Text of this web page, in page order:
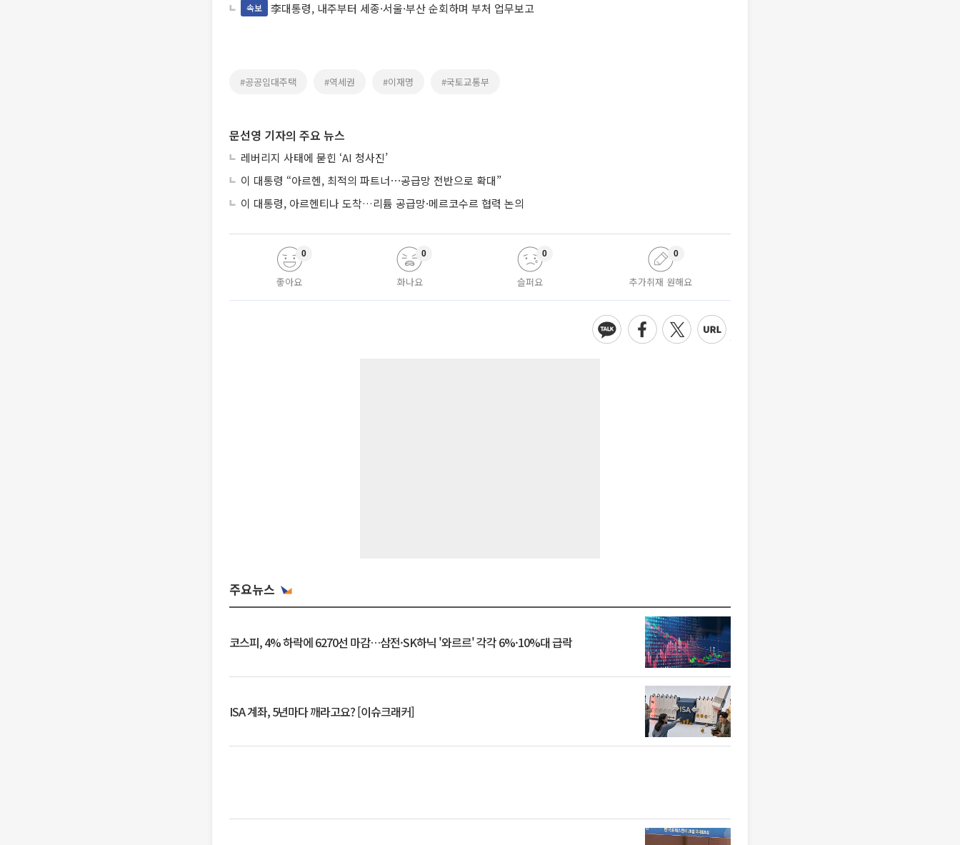
속보 李대통령, 내주부터 세종·서울·부산 순회하며 부처 업무보고
#공공임대주택 #역세권 #이재명 #국토교통부
문선영 기자의 주요 뉴스
레버리지 사태에 묻힌 ‘AI 청사진’
이 대통령 “아르헨, 최적의 파트너⋯공급망 전반으로 확대”
이 대통령, 아르헨티나 도착…리튬 공급망·메르코수르 협력 논의
좋아요
0
화나요
0
슬퍼요
0
추가취재 원해요
0
주요뉴스
코스피, 4% 하락에 6270선 마감…삼전·SK하닉 '와르르' 각각 6%·10%대 급락
ISA 계좌, 5년마다 깨라고요? [이슈크래커]